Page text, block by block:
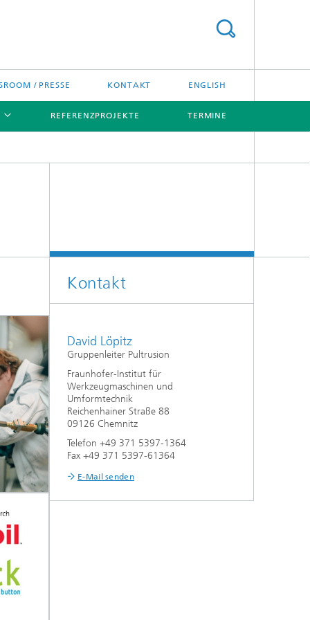
/ PRESSE KONTAKT ENGLISH
REFERENZPROJEKTE TERMINE
Kontakt
David Löpitz
Gruppenleiter Pultrusion
Fraunhofer-Institut für
Werkzeugmaschinen und
Umformtechnik
Reichenhainer Straße 88
09126 Chemnitz
Telefon +49 371 5397-1364
Fax +49 371 5397-61364
E-Mail senden